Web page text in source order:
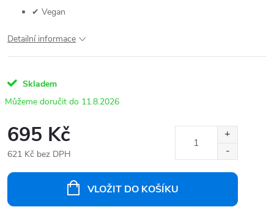
✔ Vegan
Detailní informace
Skladem
11.8.2026
695 Kč
621 Kč bez DPH
VLOŽIT DO KOŠÍKU